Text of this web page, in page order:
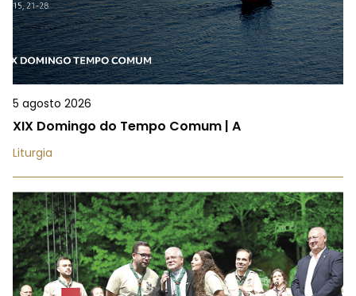
5 agosto 2026
XIX Domingo do Tempo Comum | A
Liturgia